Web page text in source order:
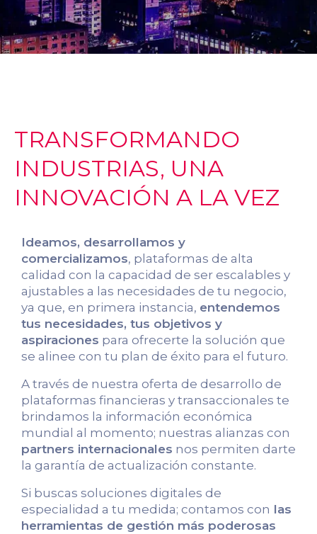
TRANSFORMANDO
INDUSTRIAS, UNA
INNOVACIÓN A LA VEZ
Ideamos, desarrollamos y
comercializamos, plataformas de alta
calidad con la capacidad de ser escalables y
ajustables a las necesidades de tu negocio,
ya que, en primera instancia, entendemos
tus necesidades, tus objetivos y
aspiraciones para ofrecerte la solución que
se alinee con tu plan de éxito para el futuro.
A través de nuestra oferta de desarrollo de
plataformas financieras y transaccionales te
brindamos la información económica
mundial al momento; nuestras alianzas con
partners internacionales nos permiten darte
la garantía de actualización constante.
Si buscas soluciones digitales de
especialidad a tu medida; contamos con las
herramientas de gestión más poderosas